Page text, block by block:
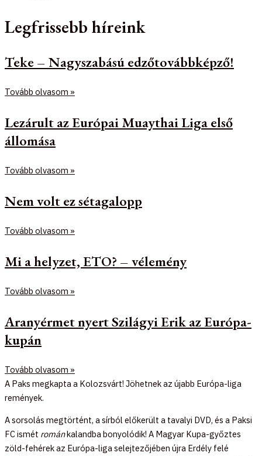
Legfrissebb híreink
Teke – Nagyszabású edzőtovábbképző!
Tovább olvasom »
Lezárult az Európai Muaythai Liga első
állomása
Tovább olvasom »
Nem volt ez sétagalopp
Tovább olvasom »
Mi a helyzet, ETO? – vélemény
Tovább olvasom »
Aranyérmet nyert Szilágyi Erik az Európa-
kupán
Tovább olvasom »
A Paks megkapta a Kolozsvárt! Jöhetnek az újabb Európa-liga
remények.
A sorsolás megtörtént, a sírból előkerült a tavalyi DVD, és a Paksi
FC ismét románkalandba bonyolódik! A Magyar Kupa-győztes
zöld-fehérek az Európa-liga selejtezőjében újra Erdély felé